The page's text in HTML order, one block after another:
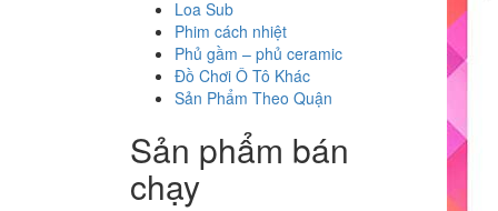
Loa Sub
Phim cách nhiệt
Phủ gầm – phủ ceramic
Đồ Chơi Ô Tô Khác
Sản Phẩm Theo Quận
Sản phẩm bán
chạy